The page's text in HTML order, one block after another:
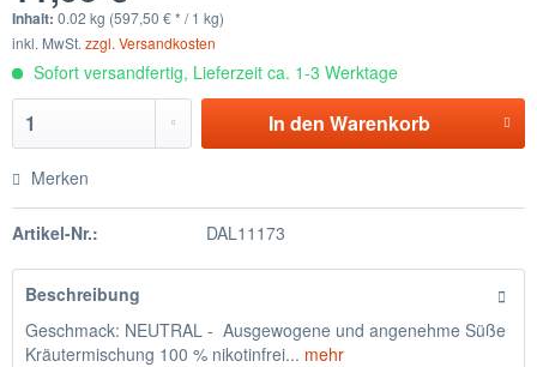
Inhalt: 0.02 kg (597,50 € * / 1 kg)
inkl. MwSt. zzgl. Versandkosten
Sofort versandfertig, Lieferzeit ca. 1-3 Werktage
In den Warenkorb
Merken
Artikel-Nr.: DAL11173
Beschreibung
Geschmack: NEUTRAL - Ausgewogene und angenehme Süße
Kräutermischung 100 % nikotinfrei... mehr